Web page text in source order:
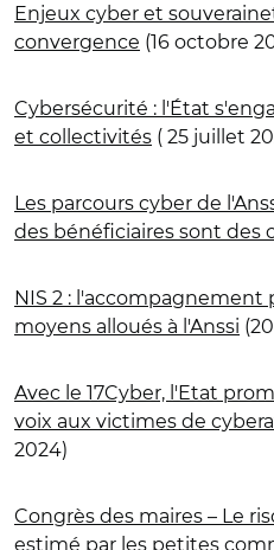
Enjeux cyber et
convergence (16 octobre
Cybersécurité : l'État
et collectivités ( 25 juillet
Les parcours cyber de
des bénéficiaires sont des
NIS 2 : l'accompagnement
moyens alloués à l'Anssi
Avec le 17Cyber, l'Etat
voix aux victimes de
2024)
Congrès des maires – Le
estimé par les petites